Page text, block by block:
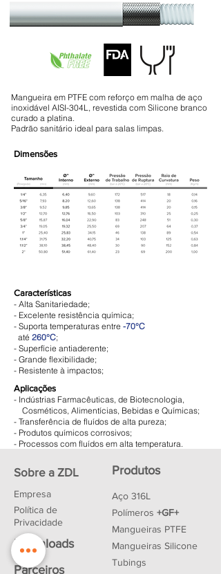
Mangueira em PTFE com reforço em malha de aço
inoxidável AISI-304L, revestida com Silicone branco
curado a platina.
Padrão sanitário ideal para salas limpas.
Dimensões
Características
- Alta Sanitariedade;
- Excelente resistência química;
- Suporta temperaturas entre -70°C
até 260°C;
- Superfície antiaderente;
- Grande flexibilidade;
- Resistente à impactos;
Aplicações
- Indústrias Farmacêuticas, de Biotecnologia,
Cosméticos, Alimentícias, Bebidas e Químicas;
- Transferência de fluídos de alta pureza;
- Produtos químicos corrosivos;
- Processos com fluídos em alta temperatura.
Sobre a ZDL
Empresa
Política de
Privacidade
Downloads
Parceiros
Produtos
Aço 316L
Polímeros +GF+
Mangueiras PTFE
Mangueiras Silicone
Tubings